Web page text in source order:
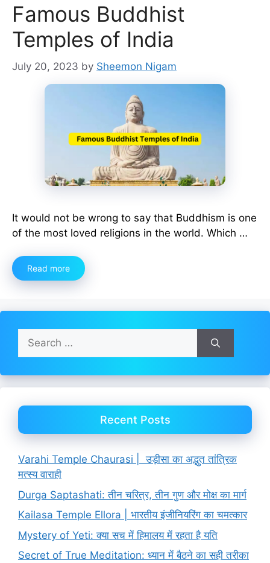
Famous Buddhist
Temples of India
July 20, 2023 by Sheemon Nigam
It would not be wrong to say that Buddhism is one
of the most loved religions in the world. Which …
Read more
Search
for:
Recent Posts
Varahi Temple Chaurasi | उड़ीसा का अद्भुत तांत्रिक
मत्स्य वाराही
Durga Saptashati: तीन चरित्र, तीन गुण और मोक्ष का मार्ग
Kailasa Temple Ellora | भारतीय इंजीनियरिंग का चमत्कार
Mystery of Yeti: क्या सच में हिमालय में रहता है यति
Secret of True Meditation: ध्यान में बैठने का सही तरीका